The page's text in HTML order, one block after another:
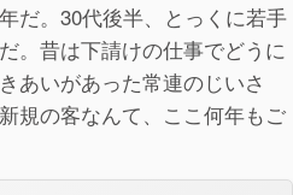
だ。30代後半、とっくに若手
。昔は下請けの仕事でどうに
あいがあった常連のじいさ
規の客なんて、ここ何年もご